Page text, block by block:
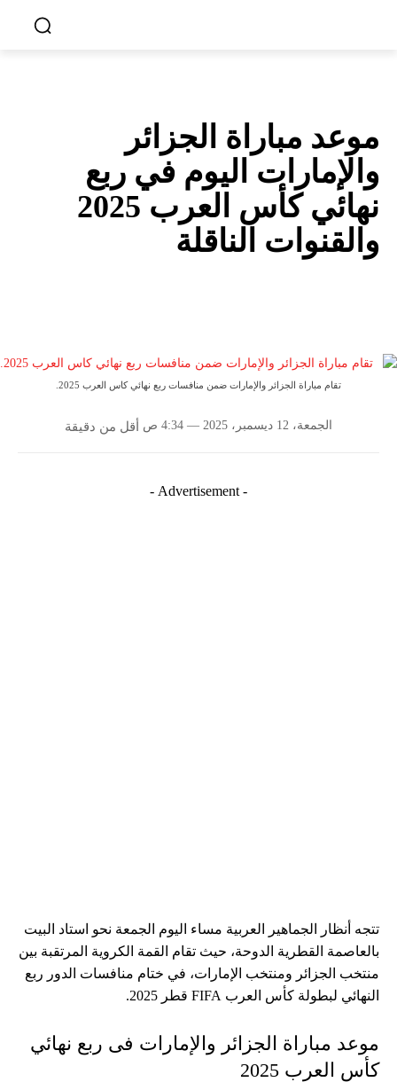
موعد مباراة الجزائر
والإمارات اليوم في ربع
نهائي كأس العرب 2025
والقنوات الناقلة
تقام مباراة الجزائر والإمارات ضمن منافسات ربع نهائي كاس العرب 2025.
الجمعة، 12 ديسمبر، 2025 — 4:34 ص أقل من دقيقة
- Advertisement -
تتجه أنظار الجماهير العربية مساء اليوم الجمعة نحو استاد البيت
بالعاصمة القطرية الدوحة، حيث تقام القمة الكروية المرتقبة بين
منتخب الجزائر ومنتخب الإمارات، في ختام منافسات الدور ربع
النهائي لبطولة كأس العرب FIFA قطر 2025.
موعد مباراة الجزائر والإمارات فى ربع نهائي
كأس العرب 2025